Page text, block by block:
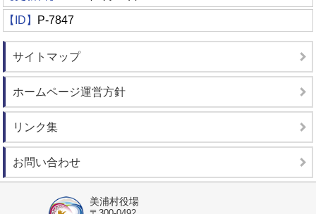
【ID】 P-7847
サイトマップ
ホームページ運営方針
リンク集
お問い合わせ
美浦村役場